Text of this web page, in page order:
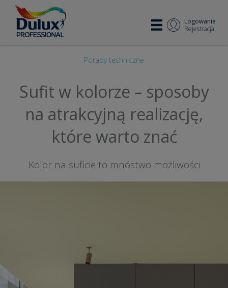
Logowanie
Rejestracja
Porady techniczne
Sufit w kolorze – sposoby
na atrakcyjną realizację,
które warto znać
Kolor na suficie to mnóstwo możliwości